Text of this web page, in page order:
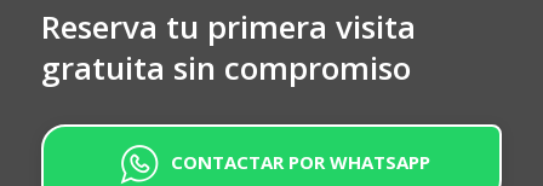
Reserva tu primera visita
gratuita sin compromiso
CONTACTAR POR WHATSAPP